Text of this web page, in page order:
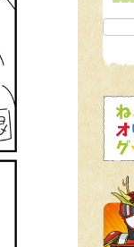
検索